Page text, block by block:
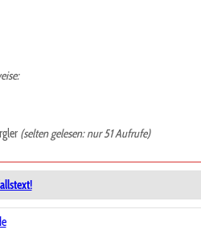
(selten gelesen: nur 51 Aufrufe)